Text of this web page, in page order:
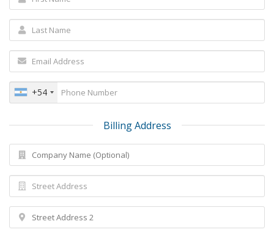
+54
Billing Address